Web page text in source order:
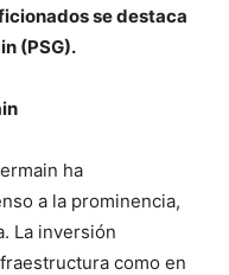
se destaca
(PSG).
ha
a la prominencia,
La inversión
como en